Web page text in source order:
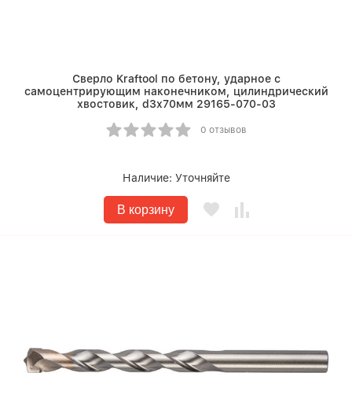
Сверло Kraftool по бетону, ударное с
самоцентрирующим наконечником, цилиндрический
хвостовик, d3х70мм 29165-070-03
0 отзывов
Наличие: Уточняйте
В корзину